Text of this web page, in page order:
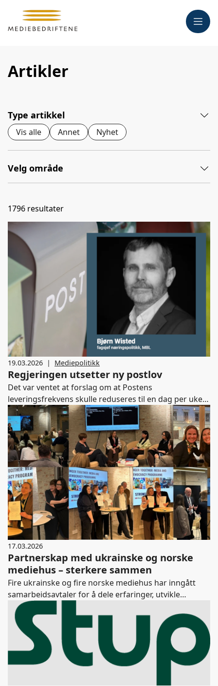
Meny
Artikler
Type artikkel
Vis alle Annet Nyhet
Velg område
1796 resultater
19.03.2026 | Mediepolitikk
Regjeringen utsetter ny postlov
Det var ventet at forslag om at Postens
leveringsfrekvens skulle reduseres til en dag per uke
skulle legges frem for Stortinget før påske, men nå vil
regjeringen heller effektivisere posttjenestene uten å
kutte i leveringen.
17.03.2026
Partnerskap med ukrainske og norske
mediehus – sterkere sammen
Fire ukrainske og fire norske mediehus har inngått
samarbeidsavtaler for å dele erfaringer, utvikle
redaksjonelt arbeid og styrke uavhengige medier i
Ukraina. Partnerprogrammet er en del av Nansen
programmet Stronger Together.